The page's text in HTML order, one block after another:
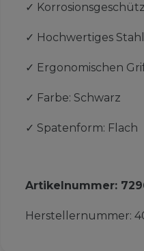
✓
✓ Hochwertiges
✓ Ergonomischen
✓ Farbe: Schwarz
✓ Spatenform: Flach
Artikelnummer:
Herstellernummer: